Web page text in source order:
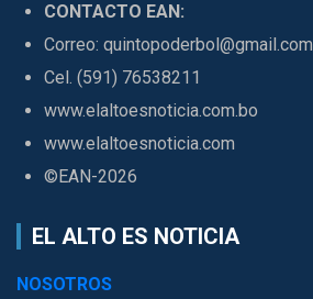
CONTACTO EAN:
Correo: quintopoderbol@gmail.com
Cel. (591) 76538211
www.elaltoesnoticia.com.bo
www.elaltoesnoticia.com
©EAN-2026
EL ALTO ES NOTICIA
NOSOTROS